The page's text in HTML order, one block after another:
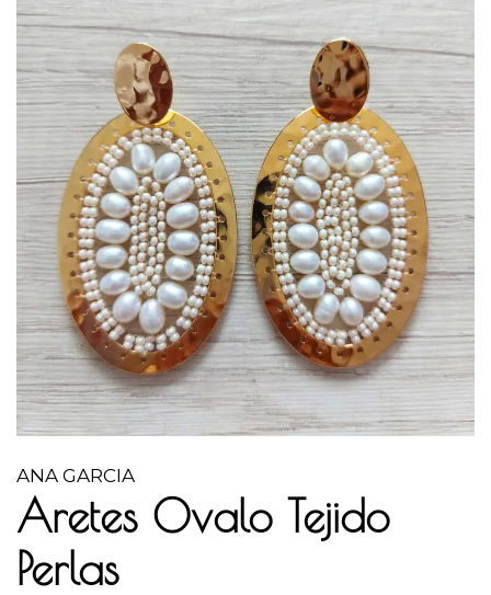
ANA GARCIA
Aretes Ovalo Tejido
Perlas